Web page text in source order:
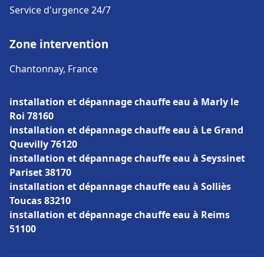
Service d'urgence 24/7
Zone intervention
Chantonnay, France
installation et dépannage chauffe eau à Marly le
Roi 78160
installation et dépannage chauffe eau à Le Grand
Quevilly 76120
installation et dépannage chauffe eau à Seyssinet
Pariset 38170
installation et dépannage chauffe eau à Solliès
Toucas 83210
installation et dépannage chauffe eau à Reims
51100